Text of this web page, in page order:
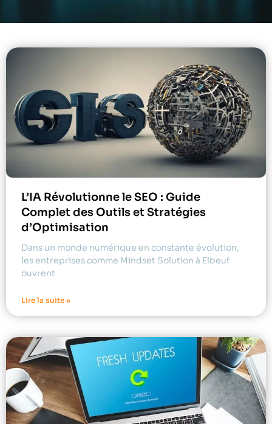
L’IA Révolutionne le SEO : Guide
Complet des Outils et Stratégies
d’Optimisation
Dans un monde numérique en constante évolution,
les entreprises comme Mindset Solution à Elbeuf
ouvrent
Lire la suite »